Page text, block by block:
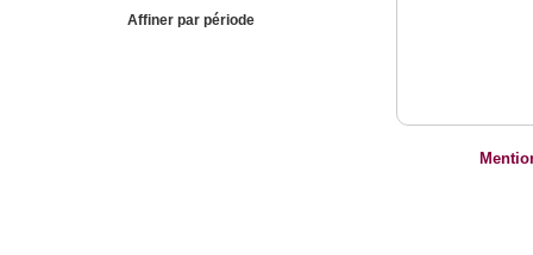
Affiner par période